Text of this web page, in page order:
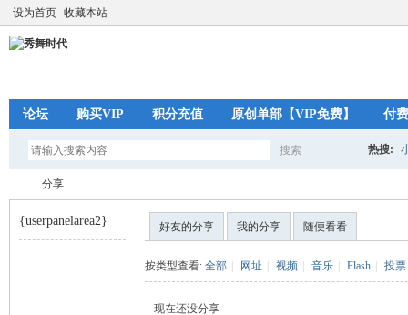
设为首页 收藏本站
论坛 购买VIP 积分充值 原创单部【VIP免费】 付
搜索 热搜:
分享
{userpanelarea2} 好友的分享 我的分享 随便看看
按类型查看: 全部 网址 视频 音乐 Flash 投票
现在还没分享